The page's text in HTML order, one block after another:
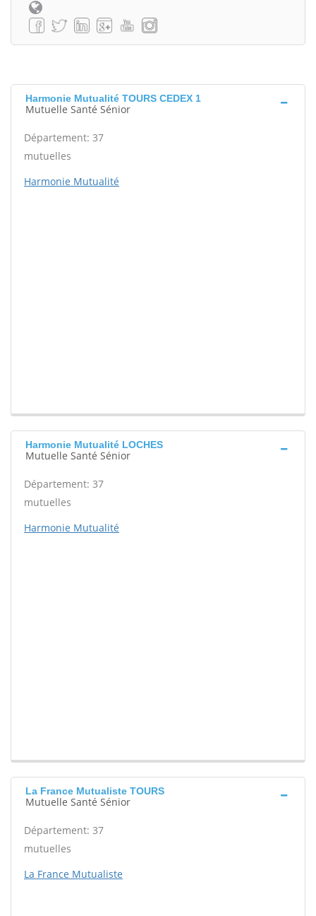
Harmonie Mutualité TOURS CEDEX 1
Mutuelle Santé Sénior
Département: 37
mutuelles
Harmonie Mutualité
Harmonie Mutualité LOCHES
Mutuelle Santé Sénior
Département: 37
mutuelles
Harmonie Mutualité
La France Mutualiste TOURS
Mutuelle Santé Sénior
Département: 37
mutuelles
La France Mutualiste